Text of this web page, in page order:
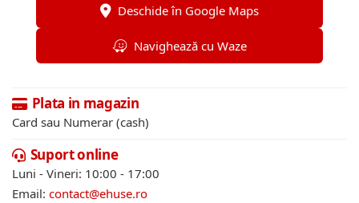
Deschide în Google Maps
Navighează cu Waze
Plata in magazin
Card sau Numerar (cash)
Suport online
Luni - Vineri: 10:00 - 17:00
Email: contact@ehuse.ro